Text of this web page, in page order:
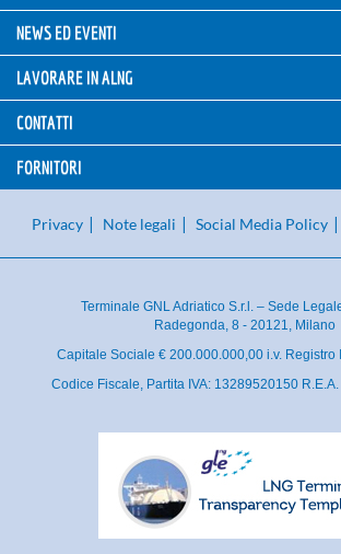
NEWS ED EVENTI
LAVORARE IN ALNG
CONTATTI
FORNITORI
Privacy Note legali Social Media Policy
Terminale GNL Adriatico S.r.l. – Sede
Radegonda, 8 - 20121, Milano
Capitale Sociale € 200.000.000,00 i.v. Registro
Codice Fiscale, Partita IVA: 13289520150